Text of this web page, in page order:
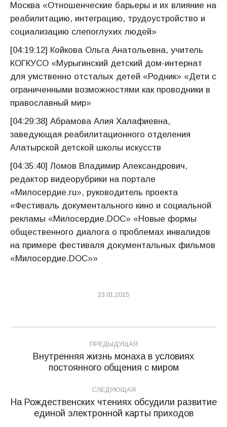
Москва «Отношенческие барьеры и их влияние на
реабилитацию, интеграцию, трудоустройство и
социализацию слепоглухих людей»
[04:19:12] Койкова Ольга Анатольевна, учитель
КОГКУСО «Мурыгинский детский дом-интернат
для умственно отсталых детей «Родник» «Дети с
ограниченными возможностями как проводники в
православный мир»
[04:29:38] Абрамова Алия Халафиевна,
заведующая реабилитационного отделения
Алатырской детской школы искусств
[04:35:40] Ломов Владимир Александрович,
редактор видеорубрики на портале
«Милосердие.ru», руководитель проекта
«Фестиваль документального кино и социальной
рекламы «Милосердие.DOC» «Новые формы
общественного диалога о проблемах инвалидов
на примере фестиваля документальных фильмов
«Милосердие.DOC»»
23.01.2015
НавигацияПРЕДЫДУЩАЯ
Предыдущая
запись:
Внутренняя жизнь монаха в условиях
постоянного общения с миром
СЛЕДУЮЩАЯ
Следующая
запись:
На Рождественских чтениях обсудили развитие
единой электронной карты приходов